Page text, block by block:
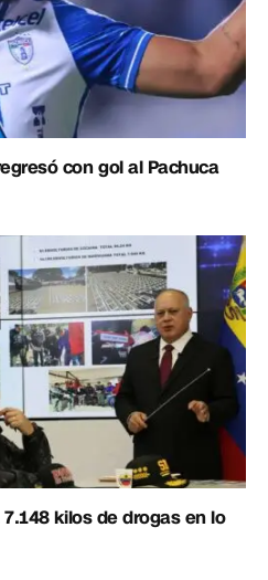
con gol al Pachuca
kilos de drogas en lo